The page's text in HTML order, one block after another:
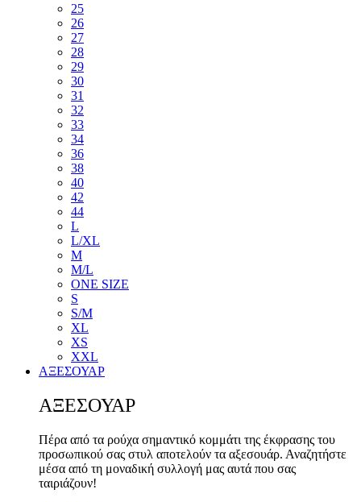
25
26
27
28
29
30
31
32
33
34
36
38
40
42
44
L
L/XL
M
M/L
ONE SIZE
S
S/M
XL
XS
XXL
ΑΞΕΣΟΥΑΡ
ΑΞΕΣΟΥΑΡ
Πέρα από τα ρούχα σημαντικό κομμάτι της έκφρασης του
προσωπικού σας στυλ αποτελούν τα αξεσουάρ. Αναζητήστε
μέσα από τη μοναδική συλλογή μας αυτά που σας
ταιριάζουν!